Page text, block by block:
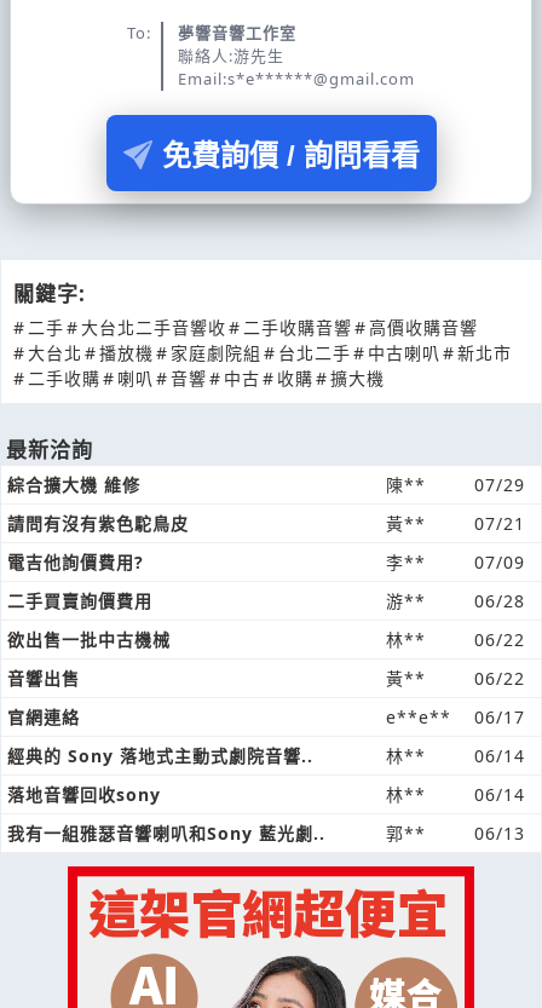
To:
夢響音響工作室
聯絡人:游先生
Email:s*e******@gmail.com
免費詢價 / 詢問看看
關鍵字:
# 二手#大台北二手音響收# 二手收購音響#高價收購音響
#大台北 #播放機 # 家庭劇院組 # 台北二手# 中古喇叭 #新北市
# 二手收購# 喇叭 #音響# 中古# 收購#擴大機
最新洽詢
綜合擴大機 維修 陳**
07/29
請問有沒有紫色駝鳥皮
黃**
07/21
電吉他詢價費用?
李**
07/09
二手買賣詢價費用
游**
06/28
欲出售一批中古機械
林**
06/22
音響出售
黃**
06/22
官網連絡
e**e**
06/17
經典的 Sony 落地式主動式劇院音響..
林**
06/14
落地音響回收sony
林**
06/14
我有一組雅瑟音響喇叭和Sony 藍光劇..
郭** 06/13